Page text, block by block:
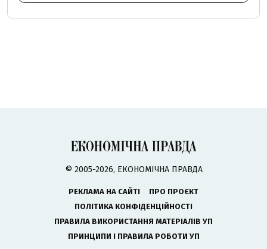
© 2005-2026, ЕКОНОМІЧНА ПРАВДА
РЕКЛАМА НА САЙТІ
ПРО ПРОЄКТ
ПОЛІТИКА КОНФІДЕНЦІЙНОСТІ
ПРАВИЛА ВИКОРИСТАННЯ МАТЕРІАЛІВ УП
ПРИНЦИПИ І ПРАВИЛА РОБОТИ УП